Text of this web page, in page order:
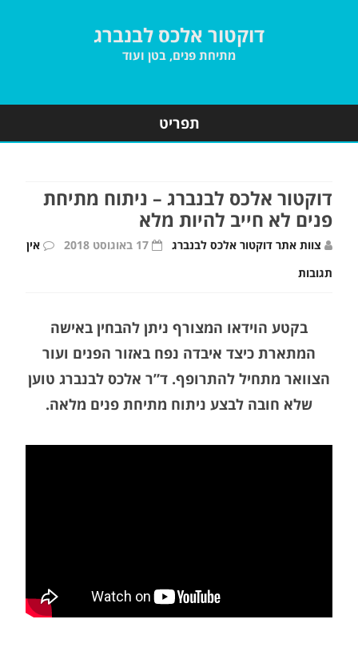
דוקטור אלכס לבנברג
מתיחת פנים, בטן ועוד
תפריט
Skip
דוקטור אלכס לבנברג – ניתוח מתיחת
פנים לא חייב להיות מלא
צוות אתר דוקטור אלכס לבנברג 17 באוגוסט 2018
אין
תגובותעל
אלכס
לבנברג
–
ניתוח
בקטע הוידאו המצורף ניתן להבחין באישה
המתארת כיצד איבדה נפח באזור הפנים ועור
הצוואר מתחיל להתרופף. ד”ר אלכס לבנברג טוען
שלא חובה לבצע ניתוח מתיחת פנים מלאה.